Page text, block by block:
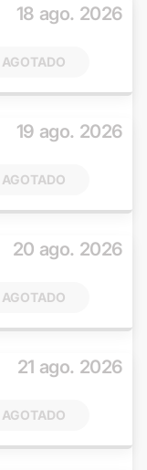
18 ago. 2026
AGOTADO
19 ago. 2026
AGOTADO
20 ago. 2026
AGOTADO
21 ago. 2026
AGOTADO